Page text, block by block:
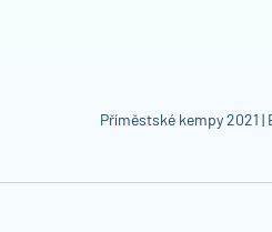
Příměstské kempy 2021